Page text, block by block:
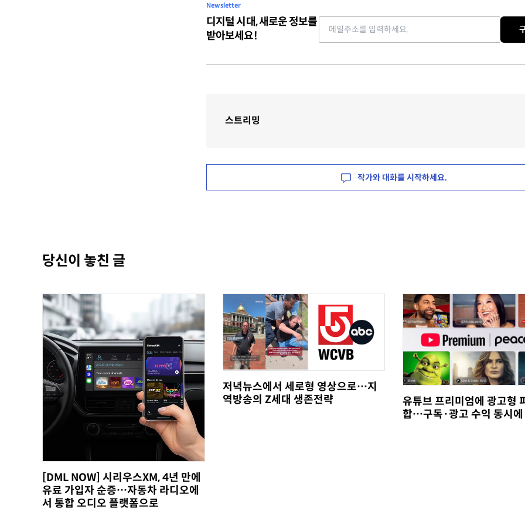
Newsletter
디지털 시대, 새로운 정보를
받아보세요!
Email address
스트리밍
작가와 대화를 시작하세요.
당신이 놓친 글
[DML NOW] 시리우스XM, 4년 만에
유료 가입자 순증…자동차 라디오에
서 통합 오디오 플랫폼으로
저녁뉴스에서 세로형 영상으로…지
역방송의 Z세대 생존전략
유튜브 프리미엄에 광고형
합…구독·광고 수익 동시에